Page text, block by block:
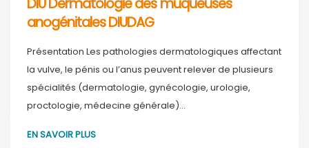
DIU Dermatologie des muqueuses
anogénitales DIUDAG
Présentation Les pathologies dermatologiques affectant
la vulve, le pénis ou l’anus peuvent relever de plusieurs
spécialités (dermatologie, gynécologie, urologie,
proctologie, médecine générale)...
EN SAVOIR PLUS